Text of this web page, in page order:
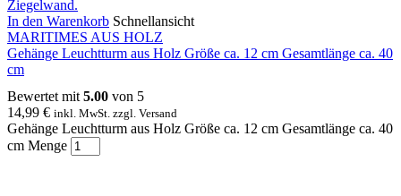
In den Warenkorb Schnellansicht
MARITIMES AUS HOLZ
Gehänge Leuchtturm aus Holz Größe ca. 12 cm Gesamtlänge ca. 40
cm
Bewertet mit 5.00 von 5
14,99 € inkl. MwSt. zzgl. Versand
Gehänge Leuchtturm aus Holz Größe ca. 12 cm Gesamtlänge ca. 40
cm Menge